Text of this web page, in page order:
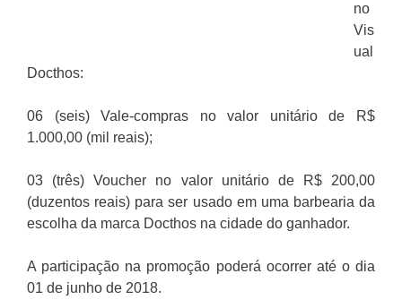
no
Vis
ual
Docthos:
06 (seis) Vale-compras no valor unitário de R$
1.000,00 (mil reais);
03 (três) Voucher no valor unitário de R$ 200,00
(duzentos reais) para ser usado em uma barbearia da
escolha da marca Docthos na cidade do ganhador.
A participação na promoção poderá ocorrer até o dia
01 de junho de 2018.